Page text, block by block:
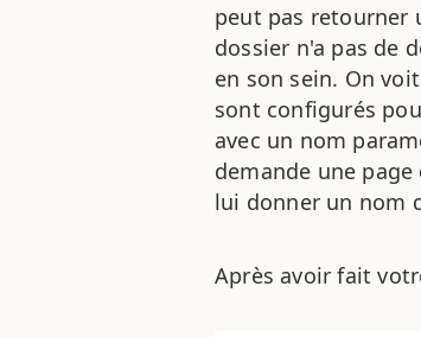
peut pas retourner
dossier n'a pas de
en son sein. On
sont configurés
avec un nom
demande une
lui donner un nom
Après avoir fait